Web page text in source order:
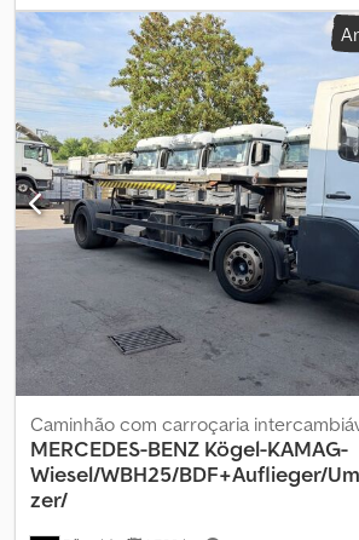
cor:branco, tipo de engrenagem:
Euro 6 , Equipamento:ABS, aquecedor
condicionado, filtro de partículas,
traseira, programa eletrónico de
porta-contentores muito bem conservado
elevatória Dautel rebatível de 2000 kg,
originais, sempre conduzido pelo
excelente estado. Ideal para distribuição,
cama simples, frigorífico, engate Rockinger
comprimido, isento de TÜV e, por isso,
Arco de luzes no tejadilho com 4 faróis e
Caminhão com carroçaria
MERCEDES-BENZ Kögel-KAMAG-
Wiesel/WBH25/BDF+Auflieger/
zer/